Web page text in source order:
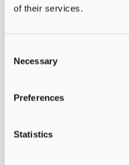
of their services.
Selection
Necessary
Preferences
Statistics